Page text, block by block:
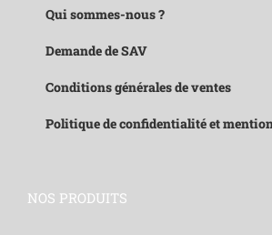
Qui sommes-nous ?
Demande de SAV
Conditions générales de ventes
Politique de confidentialité et
NOS PRODUITS